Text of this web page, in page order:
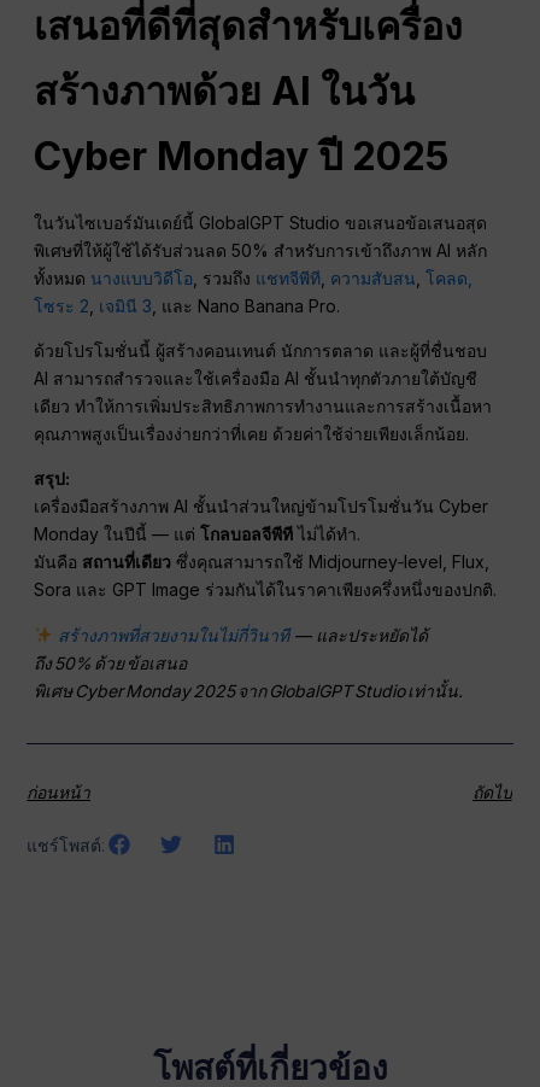
เสนอที่ดีที่สุดสำหรับเครื่อง
สร้างภาพด้วย AI ในวัน
Cyber Monday ปี 2025
ในวันไซเบอร์มันเดย์นี้ GlobalGPT Studio ขอเสนอข้อเสนอสุด
พิเศษที่ให้ผู้ใช้ได้รับส่วนลด 50% สำหรับการเข้าถึงภาพ AI หลัก
ทั้งหมด นางแบบวิดีโอ , รวมถึง แชทจีพีที ความสับสน ,โคลด,
โซระ 2 เจมินี 3 , และ Nano Banana Pro.
ด้วยโปรโมชั่นนี้ ผู้สร้างคอนเทนต์ นักการตลาด และผู้ที่ชื่นชอบ
AI สามารถสำรวจและใช้เครื่องมือ AI ชั้นนำทุกตัวภายใต้บัญชี
เดียว ทำให้การเพิ่มประสิทธิภาพการทำงานและการสร้างเนื้อหา
คุณภาพสูงเป็นเรื่องง่ายกว่าที่เคย ด้วยค่าใช้จ่ายเพียงเล็กน้อย.
สรุป:
เครื่องมือสร้างภาพ AI ชั้นนำส่วนใหญ่ข้ามโปรโมชั่นวัน Cyber
Monday ในปีนี้ — แต่โกลบอลจีพีทีไม่ได้ทำ.
มันคือ สถานที่เดียว ซึ่งคุณสามารถใช้ Midjourney‑level, Flux,
Sora และ GPT Image ร่วมกันได้ในราคาเพียงครึ่งหนึ่งของปกติ.
สร้างภาพที่สวยงามในไม่กี่วินาที— และประหยัดได้
ถึง 50% ด้วย ข้อเสนอ
พิเศษ Cyber Monday 2025 จาก GlobalGPT Studio เท่านั้น.
ก่อนหน้า ถัดไป
แชร์โพสต์:
โพสต์ที่เกี่ยวข้อง